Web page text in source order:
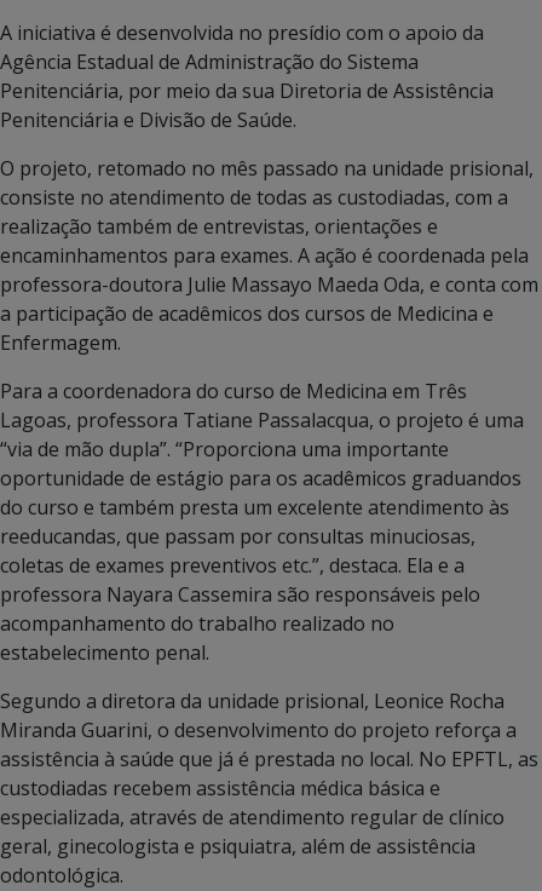
A iniciativa é desenvolvida no presídio com o apoio da
Agência Estadual de Administração do Sistema
Penitenciária, por meio da sua Diretoria de Assistência
Penitenciária e Divisão de Saúde.
O projeto, retomado no mês passado na unidade prisional,
consiste no atendimento de todas as custodiadas, com a
realização também de entrevistas, orientações e
encaminhamentos para exames. A ação é coordenada pela
professora-doutora Julie Massayo Maeda Oda, e conta com
a participação de acadêmicos dos cursos de Medicina e
Enfermagem.
Para a coordenadora do curso de Medicina em Três
Lagoas, professora Tatiane Passalacqua, o projeto é uma
“via de mão dupla”. “Proporciona uma importante
oportunidade de estágio para os acadêmicos graduandos
do curso e também presta um excelente atendimento às
reeducandas, que passam por consultas minuciosas,
coletas de exames preventivos etc.”, destaca. Ela e a
professora Nayara Cassemira são responsáveis pelo
acompanhamento do trabalho realizado no
estabelecimento penal.
Segundo a diretora da unidade prisional, Leonice Rocha
Miranda Guarini, o desenvolvimento do projeto reforça a
assistência à saúde que já é prestada no local. No EPFTL, as
custodiadas recebem assistência médica básica e
especializada, através de atendimento regular de clínico
geral, ginecologista e psiquiatra, além de assistência
odontológica.